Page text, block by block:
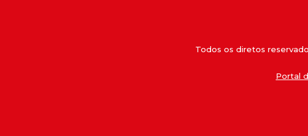
Todos os diretos
Portal